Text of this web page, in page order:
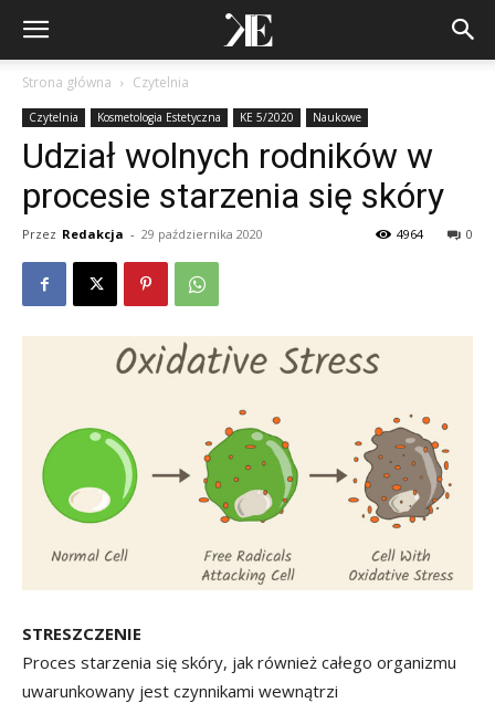
Strona główna Czytelnia
Czytelnia Kosmetologia Estetyczna KE 5/2020 Naukowe
Udział wolnych rodników w
procesie starzenia się skóry
Przez Redakcja - 29 października 2020 0
4964
STRESZCZENIE
Proces starzenia się skóry, jak również całego organizmu
uwarunkowany jest czynnikami wewnątrzi